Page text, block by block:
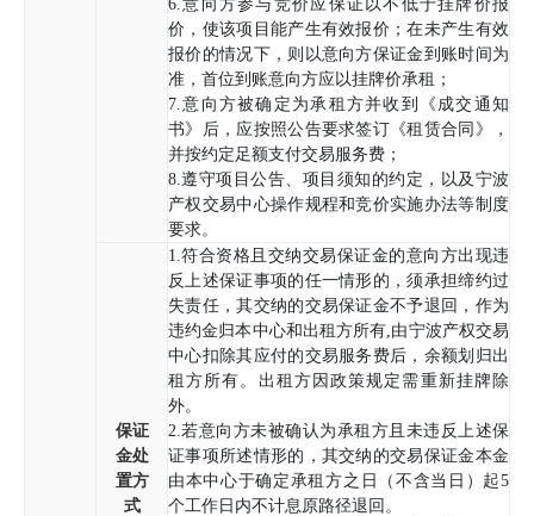
6.意向方参与竞价应保证以不低于挂牌价报
价，使该项目能产生有效报价；在未产生有效
报价的情况下，则以意向方保证金到账时间为
准，首位到账意向方应以挂牌价承租；
7.意向方被确定为承租方并收到《成交通知
书》后，应按照公告要求签订《租赁合同》，
并按约定足额支付交易服务费；
8.遵守项目公告、项目须知的约定，以及宁波
产权交易中心操作规程和竞价实施办法等制度
要求。
保证
金处
置方
式
1.符合资格且交纳交易保证金的意向方出现违
反上述保证事项的任一情形的，须承担缔约过
失责任，其交纳的交易保证金不予退回，作为
违约金归本中心和出租方所有,由宁波产权交易
中心扣除其应付的交易服务费后，余额划归出
租方所有。出租方因政策规定需重新挂牌除
外。
2.若意向方未被确认为承租方且未违反上述保
证事项所述情形的，其交纳的交易保证金本金
由本中心于确定承租方之日（不含当日）起5
个工作日内不计息原路径退回。